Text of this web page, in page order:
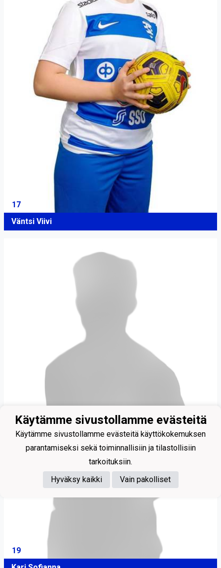
17
Väntsi Viivi
19
Käytämme sivustollamme evästeitä
Käytämme sivustollamme evästeitä käyttökokemuksen
parantamiseksi sekä toiminnallisiin ja tilastollisiin
tarkoituksiin.
Hyväksy kaikki
Vain pakolliset